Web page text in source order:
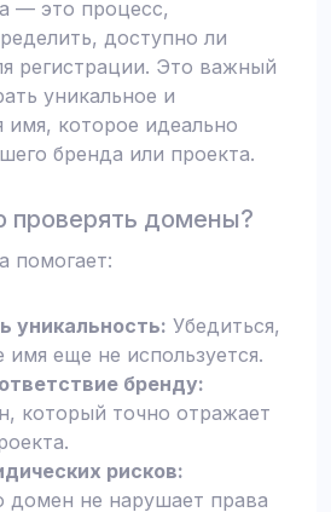
— это процесс,
доступно ли
регистрации. Это важный
уникальное и
которое идеально
бренда или проекта.
проверять домены?
помогает:
уникальность: Убедиться,
имя еще не используется.
бренду:
который точно отражает
рисков:
домен не нарушает права